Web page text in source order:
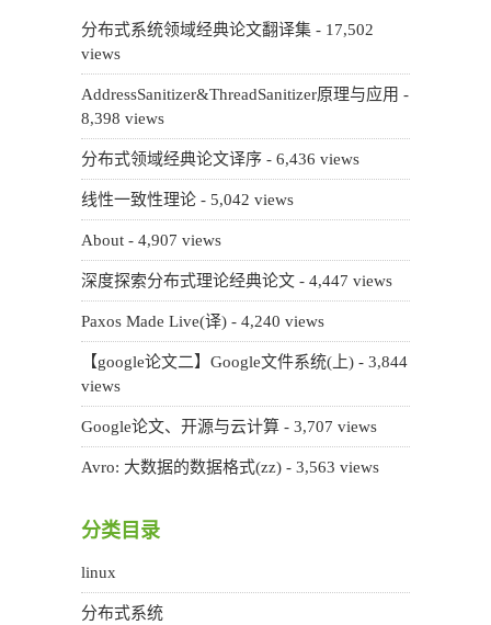
分布式系统领域经典论文翻译集 - 17,502
views
AddressSanitizer&ThreadSanitizer原理与应用 -
8,398 views
分布式领域经典论文译序 - 6,436 views
线性一致性理论 - 5,042 views
About - 4,907 views
深度探索分布式理论经典论文 - 4,447 views
Paxos Made Live(译) - 4,240 views
【google论文二】Google文件系统(上) - 3,844
views
Google论文、开源与云计算 - 3,707 views
Avro: 大数据的数据格式(zz) - 3,563 views
分类目录
linux
分布式系统